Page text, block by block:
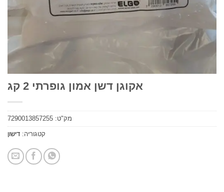
אקוגן דשן אמון גופרתי 2 קג
7290013857255
קטגוריה:דישון